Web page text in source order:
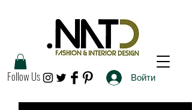
Follow Us Войти